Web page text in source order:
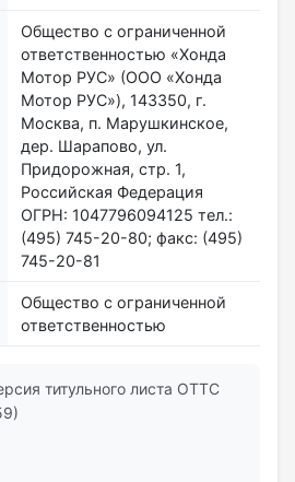
Общество с ограниченной
ответственностью «Хонда
Мотор РУС» (ООО «Хонда
Мотор РУС»), 143350, г.
Москва, п. Марушкинское,
дер. Шарапово, ул.
Придорожная, стр. 1,
Российская Федерация
ОГРН: 1047796094125 тел.:
(495) 745-20-80; факс: (495)
745-20-81
Общество с ограниченной
ответственностью
титульного листа ОТТС